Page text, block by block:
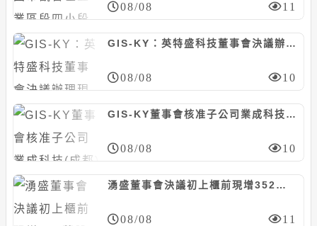
08/08 11
GIS-KY：英特盛科技董事會決議辦理現增1億股，每股10元
08/08 10
GIS-KY董事會核准子公司業成科技(成都)資本支出預算案，計8.23億元
08/08 10
湧盛董事會決議初上櫃前現增352萬股案，暫定每股85元
08/08 11